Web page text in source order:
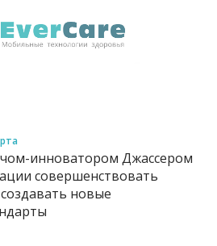
инноватором Джассером
совершенствовать
новые